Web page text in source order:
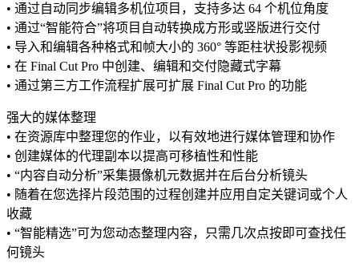
• 通过自动同步编辑多机位项目，支持多达 64 个机位角度
• 通过“智能符合”将项目自动转换成方形或竖版进行交付
• 导入和编辑各种格式和帧大小的 360° 等距柱状投影视频
• 在 Final Cut Pro 中创建、编辑和交付隐藏式字幕
• 通过第三方工作流程扩展可扩展 Final Cut Pro 的功能
强大的媒体整理
• 在资源库中整理您的作业，以有效地进行媒体管理和协作
• 创建媒体的代理副本以提高可移植性和性能
• “内容自动分析”采集摄像机元数据并在后台分析镜头
• 随着在您选择片段范围的过程创建并应用自定关键词或个人
收藏
• “智能精选”可为您动态整理内容，只需几次点按即可查找任
何镜头